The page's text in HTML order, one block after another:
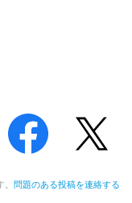
問題のある投稿を連絡する